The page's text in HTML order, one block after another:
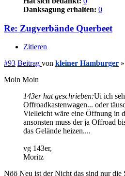
Danksagung erhalten: 0
Re: Zugverbände Querbeet
Zitieren
#93 Beitrag von kleiner Hamburger »
Moin Moin
143er hat geschrieben:Ui ich
Offroadkastenwagen... oder
Vielleicht wäre eine Öffnung in
ansonsten muss der ja Offroad
das Gelände heizen....
vg 143er,
Moritz
Nöö Neu ist der Nicht das sind nur die